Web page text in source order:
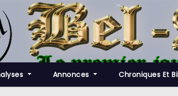
Annonces Chroniques Et